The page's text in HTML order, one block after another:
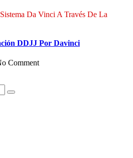
Da Vinci A Través De La
DDJJ Por Davinci
Comment